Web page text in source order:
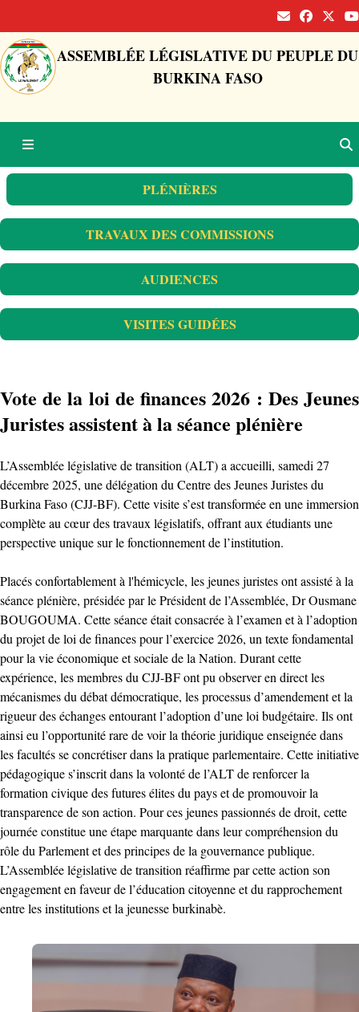
ASSEMBLÉE LÉGISLATIVE DU PEUPLE DU
BURKINA FASO
PLÉNIÈRES
TRAVAUX DES COMMISSIONS
AUDIENCES
VISITES GUIDÉES
Vote de la loi de finances 2026 : Des Jeunes
Juristes assistent à la séance plénière
L’Assemblée législative de transition (ALT) a accueilli, samedi 27
décembre 2025, une délégation du Centre des Jeunes Juristes du
Burkina Faso (CJJ-BF). Cette visite s’est transformée en une immersion
complète au cœur des travaux législatifs, offrant aux étudiants une
perspective unique sur le fonctionnement de l’institution.
Placés confortablement à l'hémicycle, les jeunes juristes ont assisté à la
séance plénière, présidée par le Président de l’Assemblée, Dr Ousmane
BOUGOUMA. Cette séance était consacrée à l’examen et à l’adoption
du projet de loi de finances pour l’exercice 2026, un texte fondamental
pour la vie économique et sociale de la Nation. Durant cette
expérience, les membres du CJJ-BF ont pu observer en direct les
mécanismes du débat démocratique, les processus d’amendement et la
rigueur des échanges entourant l’adoption d’une loi budgétaire. Ils ont
ainsi eu l’opportunité rare de voir la théorie juridique enseignée dans
les facultés se concrétiser dans la pratique parlementaire. Cette initiative
pédagogique s’inscrit dans la volonté de l’ALT de renforcer la
formation civique des futures élites du pays et de promouvoir la
transparence de son action. Pour ces jeunes passionnés de droit, cette
journée constitue une étape marquante dans leur compréhension du
rôle du Parlement et des principes de la gouvernance publique.
L’Assemblée législative de transition réaffirme par cette action son
engagement en faveur de l’éducation citoyenne et du rapprochement
entre les institutions et la jeunesse burkinabè.